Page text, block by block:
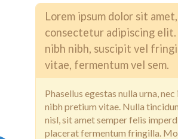
Lorem ipsum dolor sit amet,
consectetur adipiscing
nibh nibh, suscipit vel
vitae, fermentum vel sem.
Phasellus egestas nulla urna,
nibh pretium vitae. Nulla
nisl, sit amet semper felis
placerat fermentum fringilla.